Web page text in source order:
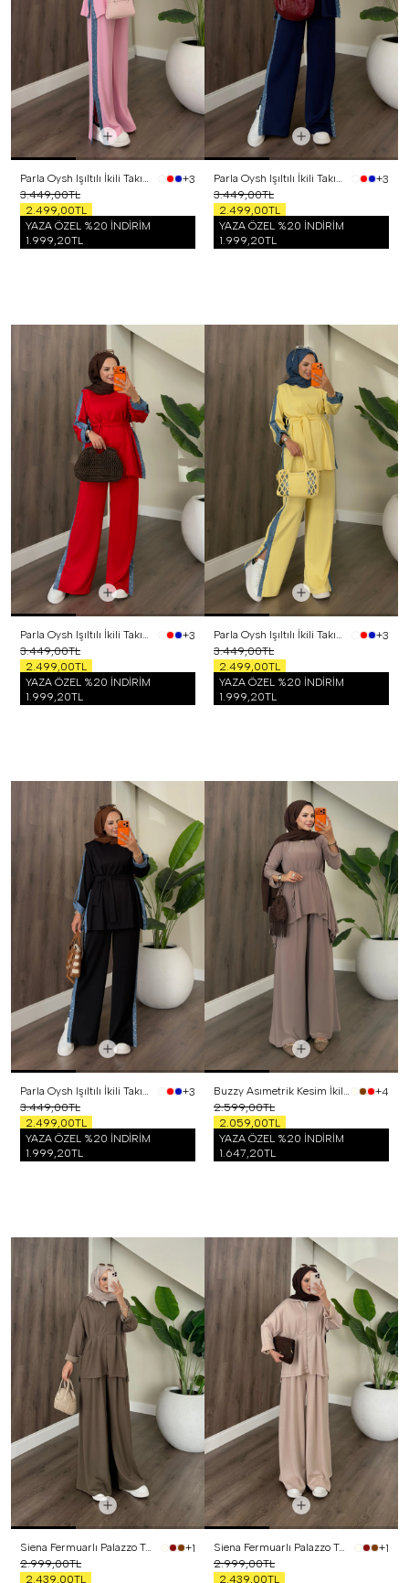
Parla Oysh Işıltılı İkili Takım Pembe
+3
3.449,00TL
2.499,00TL
YAZA ÖZEL %20 İNDİRİM
1.999,20TL
Parla Oysh Işıltılı İkili Takım Lacivert
+3
3.449,00TL
2.499,00TL
YAZA ÖZEL %20 İNDİRİM
1.999,20TL
Parla Oysh Işıltılı İkili Takım Kırmızı
+3
3.449,00TL
2.499,00TL
YAZA ÖZEL %20 İNDİRİM
1.999,20TL
Parla Oysh Işıltılı İkili Takım Sarı
+3
3.449,00TL
2.499,00TL
YAZA ÖZEL %20 İNDİRİM
1.999,20TL
Parla Oysh Işıltılı İkili Takım Siyah
+3
3.449,00TL
2.499,00TL
YAZA ÖZEL %20 İNDİRİM
1.999,20TL
Buzzy Asımetrik Kesim İkili Takım Vizon
+4
2.599,00TL
2.059,00TL
YAZA ÖZEL %20 İNDİRİM
1.647,20TL
Siena Fermuarlı Palazzo Takım Haki
+1
2.999,00TL
2.439,00TL
Siena Fermuarlı Palazzo Takım Bej
+1
2.999,00TL
2.439,00TL